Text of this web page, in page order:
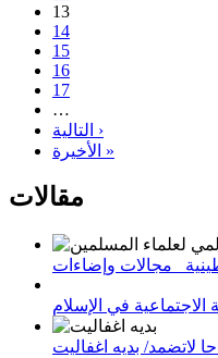
13
14
15
16
17
…
التالية ›
الأخيرة »
مقالات
مجالات وإضاءات
لاتضمد/ بديه اغفاليت